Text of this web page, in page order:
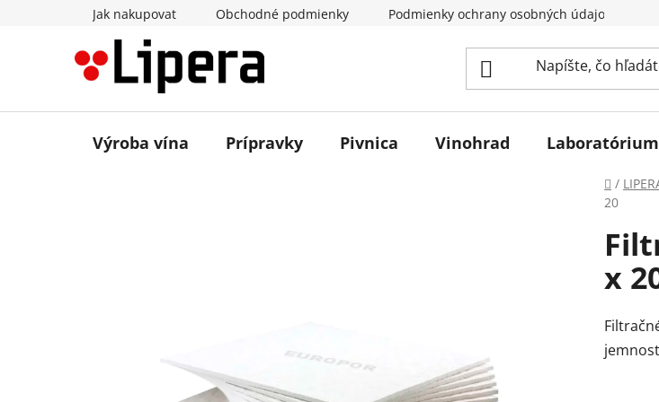
Jak nakupovat Obchodné podmienky Podmienky ochrany osobných údajov
Výroba vína Prípravky Pivnica Vinohrad Laboratórium
Domov
/
20
x